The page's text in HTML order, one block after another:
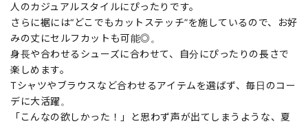
人のカジュアルスタイルにぴったりです。
さらに裾には“どこでもカットステッチ”を施しているので、お好
みの丈にセルフカットも可能◎。
身長や合わせるシューズに合わせて、自分にぴったりの長さで
楽しめます。
Tシャツやブラウスなど合わせるアイテムを選ばず、毎日のコー
デに大活躍。
「こんなの欲しかった！」と思わず声が出てしまうような、夏